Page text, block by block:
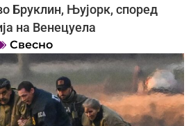
Бруклин, Њујорк, според
на Венецуела
Свесно